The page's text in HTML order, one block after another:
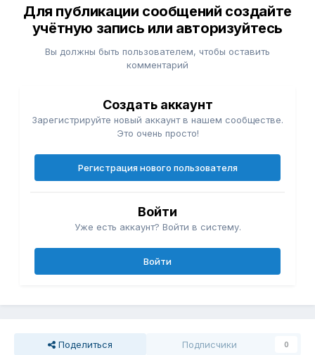
Для публикации сообщений создайте
учётную запись или авторизуйтесь
Вы должны быть пользователем, чтобы оставить
комментарий
Создать аккаунт
Зарегистрируйте новый аккаунт в нашем сообществе.
Это очень просто!
Регистрация нового пользователя
Войти
Уже есть аккаунт? Войти в систему.
Войти
Поделиться Подписчики 0